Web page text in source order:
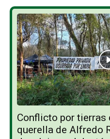
Conflicto por tierras
querella de Alfredo